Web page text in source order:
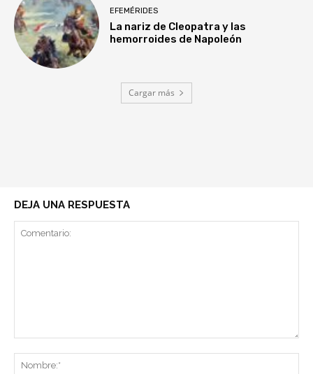
EFEMÉRIDES
La nariz de Cleopatra y las
hemorroides de Napoleón
Cargar más
DEJA UNA RESPUESTA